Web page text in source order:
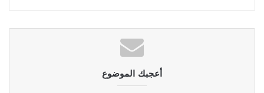
أعجبك الموضوع